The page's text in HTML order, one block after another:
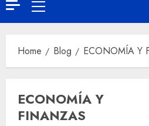
Home Blog ECONOMÍA Y
ECONOMÍA Y
FINANZAS